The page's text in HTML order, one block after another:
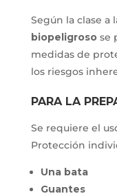
Según la clase a
biopeligroso se
medidas de
los riesgos
PARA LA
Se requiere el
Protección
Una bata
Guantes